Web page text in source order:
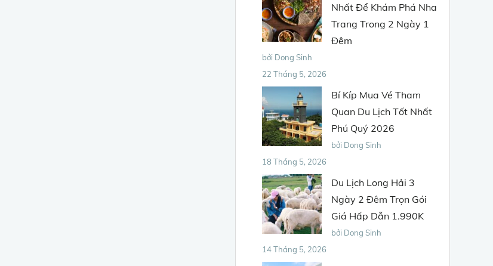
Nhất Để Khám Phá Nha
Trang Trong 2 Ngày 1
Đêm
bởi Dong Sinh
22 Tháng 5, 2026
Bí Kíp Mua Vé Tham
Quan Du Lịch Tốt Nhất
Phú Quý 2026
bởi Dong Sinh
18 Tháng 5, 2026
Du Lịch Long Hải 3
Ngày 2 Đêm Trọn Gói
Giá Hấp Dẫn 1.990K
bởi Dong Sinh
14 Tháng 5, 2026